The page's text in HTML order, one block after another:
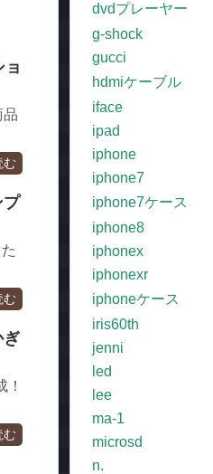
品
む
プ
む
ぎ
む
dvdプレーヤー
g-shock
gucci
hdmiケーブル
iface
ipad
iphone
iphone7
iphone7ケース
iphone8
iphonex
iphonexr
iphoneケース
iris60th
jenni
led
lee
ma-1
microsd
n.